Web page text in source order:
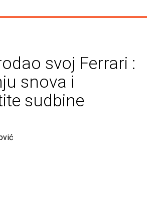
svoj Ferrari :
snova i
sudbine